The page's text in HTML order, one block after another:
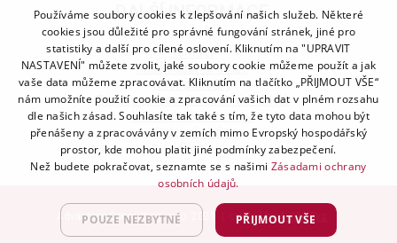
DALŠÍ INFORMACE
Kontakt
Naše odborné divize
Naše pobočky
Zásady zpracování osobních údajů
Všeobecné podmínky
Kodex chování
Blog
Advantage Consulting, s.r.o. 2021 | created byA-WebSys
Používáme soubory cookies k zlepšování našich služeb. Některé
cookies jsou důležité pro správné fungování stránek, jiné pro
statistiky a další pro cílené oslovení. Kliknutím na "UPRAVIT
NASTAVENÍ" můžete zvolit, jaké soubory cookie můžeme použít a jak
vaše data můžeme zpracovávat. Kliknutím na tlačítko „PŘIJMOUT VŠE“
nám umožníte použití cookie a zpracování vašich dat v plném rozsahu
dle našich zásad. Souhlasíte tak také s tím, že tyto data mohou být
přenášeny a zpracovávány v zemích mimo Evropský hospodářský
prostor, kde mohou platit jiné podmínky zabezpečení.
Než budete pokračovat, seznamte se s našimi Zásadami ochrany
osobních údajů.
PŘIJMOUT VŠE
POUZE NEZBYTNÉ